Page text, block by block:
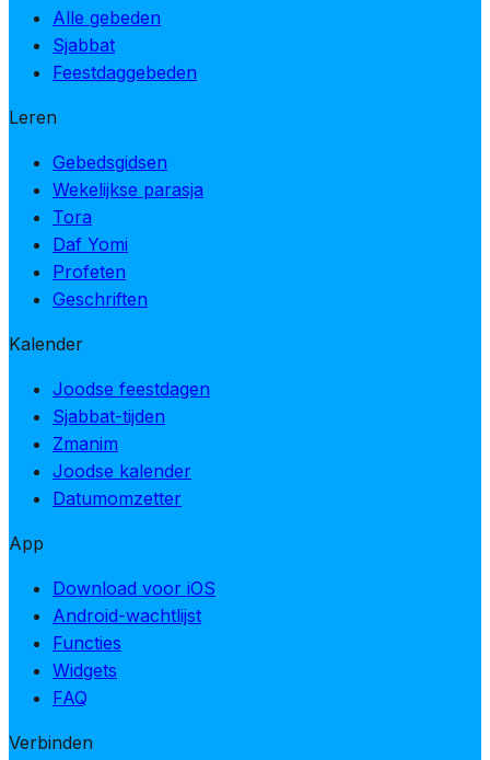
Alle gebeden
Sjabbat
Feestdaggebeden
Leren
Gebedsgidsen
Wekelijkse parasja
Tora
Daf Yomi
Profeten
Geschriften
Kalender
Joodse feestdagen
Sjabbat-tijden
Zmanim
Joodse kalender
Datumomzetter
App
Download voor iOS
Android-wachtlijst
Functies
Widgets
FAQ
Verbinden